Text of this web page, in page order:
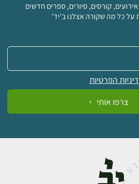
קורסים, סיורים, ספרים חדשים
על כל מה שקורה אצלנו ב'יד'
הפרטיות
צרפו אותי